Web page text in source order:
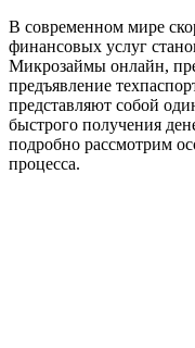
В современном мире
финансовых услуг
Микрозаймы онлайн,
предъявление
представляют собой
быстрого получения
подробно рассмотрим
процесса.